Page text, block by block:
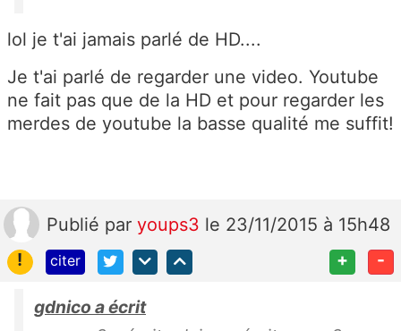
lol je t'ai jamais parlé de HD....
Je t'ai parlé de regarder une video. Youtube
ne fait pas que de la HD et pour regarder les
merdes de youtube la basse qualité me suffit!
Publié par youps3 le 23/11/2015 à 15h48
!
citer + -
gdnico a écrit